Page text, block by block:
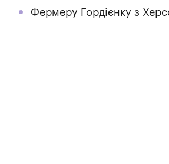
Фермеру Гордієнку з